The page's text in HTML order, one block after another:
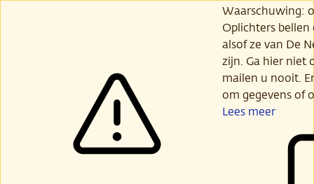
Waarschuwing:
Oplichters
alsof ze van De
zijn. Ga hier niet
mailen u nooit.
om gegevens of
Lees meer